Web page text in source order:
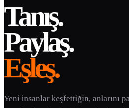
Tanış.
Paylaş.
Eşleş.
Yeni insanlar keşfettiğin, anlarını